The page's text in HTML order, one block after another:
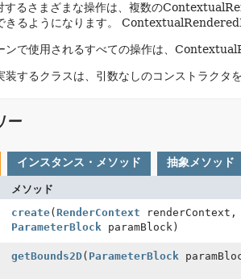
るさまざまな操作は、複数の
るようになります。
ンで使用されるすべての操作は、
装するクラスは、引数なしのコンストラクタ
ー
インスタンス・メソッド 抽象メソッド
メソッド
create( RenderContext renderContext,
ParameterBlockparamBlock)
getBounds2D( ParameterBlock